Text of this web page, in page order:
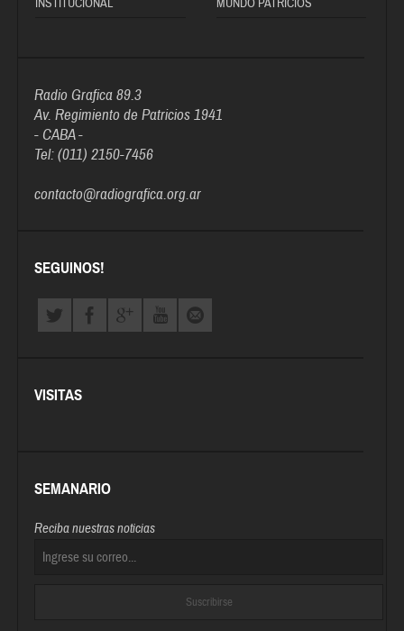
INSTITUCIONAL MUNDO PATRICIOS
Radio Grafica 89.3
Av. Regimiento de Patricios 1941
- CABA -
Tel: (011) 2150-7456
contacto@radiografica.org.ar
SEGUINOS!
VISITAS
SEMANARIO
Reciba nuestras noticias